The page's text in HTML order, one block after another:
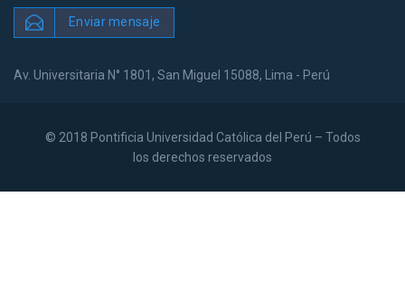
Enviar mensaje
Av. Universitaria N° 1801, San Miguel 15088, Lima - Perú
© 2018 Pontificia Universidad Católica del Perú – Todos
los derechos reservados